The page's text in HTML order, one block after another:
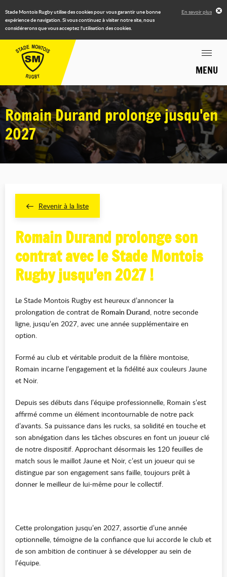
Stade Montois Rugby utilise des cookies pour vous garantir une bonne
expérience de navigation. Si vous continuez à visiter notre site, nous
considérerons que vous acceptez l'utilisation des cookies.
En savoir plus
MENU
Romain Durand prolonge jusqu'en
2027
Revenir à la liste
Romain Durand prolonge son
contrat avec le Stade Montois
Rugby jusqu’en 2027 !
Le Stade Montois Rugby est heureux d’annoncer la
prolongation de contrat de Romain Durand, notre seconde
ligne, jusqu’en 2027, avec une année supplémentaire en
option.
Formé au club et véritable produit de la filière montoise,
Romain incarne l’engagement et la fidélité aux couleurs Jaune
et Noir.
Depuis ses débuts dans l’équipe professionnelle, Romain s’est
affirmé comme un élément incontournable de notre pack
d’avants. Sa puissance dans les rucks, sa solidité en touche et
son abnégation dans les tâches obscures en font un joueur clé
de notre dispositif. Approchant désormais les 120 feuilles de
match sous le maillot Jaune et Noir, c’est un joueur qui se
distingue par son engagement sans faille, toujours prêt à
donner le meilleur de lui-même pour le collectif.
Cette prolongation jusqu’en 2027, assortie d’une année
optionnelle, témoigne de la confiance que lui accorde le club et
de son ambition de continuer à se développer au sein de
l’équipe.